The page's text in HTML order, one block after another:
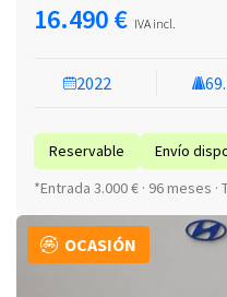
2022
Reservable
Envío
*Entrada 3.000 € · 96 meses ·
16.490 € IVA incl.
OCASIÓN